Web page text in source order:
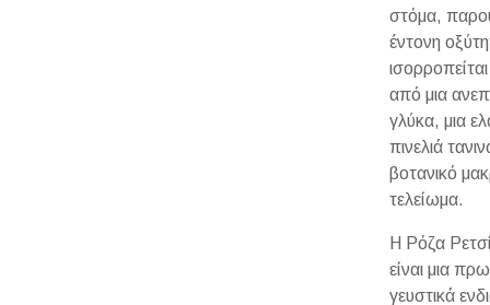
στόμα,
έντονη
από μια
γλύκα, μια
πινελιά
βοτανικό
τελείωμα.
Η Ρόζα
είναι μια
γευστικά